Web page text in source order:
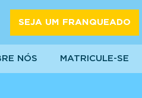
SEJA UM FRANQUEADO
NÓS MATRICULE-SE